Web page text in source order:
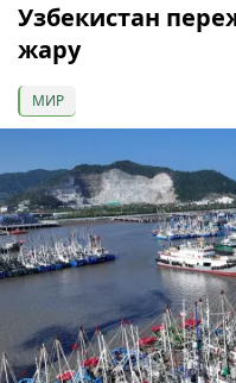
Узбекистан
жару
МИР